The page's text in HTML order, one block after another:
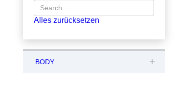
Alles zurücksetzen
BODY